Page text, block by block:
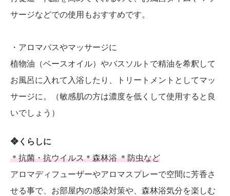
サージなどでの使用もおすすめです。
・アロマバスやマッサージに
植物油（ベースオイル）やバスソルトで精油を希釈して
お風呂に入れて入浴したり、トリートメントとしてマッ
サージに。（敏感肌の方は濃度を低くして使用すると良
いでしょう）
❖くらしに
＊抗菌・抗ウイルス＊森林浴 ＊防虫など
アロマディフューザーやアロマスプレーで空間に芳香さ
せる事で、お部屋内の感染対策や、森林浴気分を楽しむ